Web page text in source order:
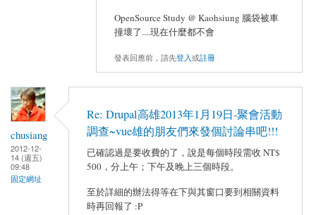
OpenSource Study @ Kaohsiung 腦袋被車
撞壞了....現在什麼都不會
發表回應前，請先登入或註冊
chusiang
2012-12-
14 (週五)
09:48
固定網址
Re: Drupal高雄2013年1月19日-聚會活動
調查~vue雄的朋友們來發個討論串吧!!!
已確認過是要收費的了，說是每個時段需收 NT$
500，分上午；下午及晚上三個時段。
至於詳細的辦法得等在下與其窗口要到相關資料
時再回報了 :P